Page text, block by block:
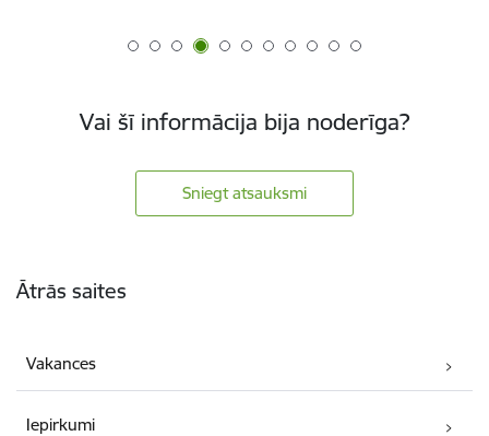
Vai šī informācija bija noderīga?
Sniegt atsauksmi
Ātrās saites
Vakances
Iepirkumi